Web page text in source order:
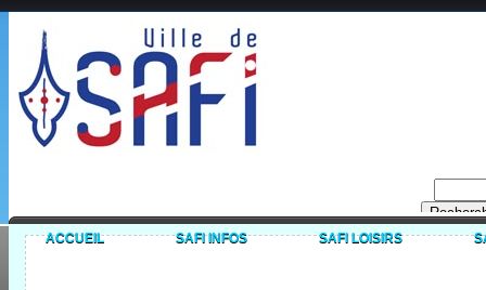
ACCUEIL SAFI INFOS SAFI LOISIRS